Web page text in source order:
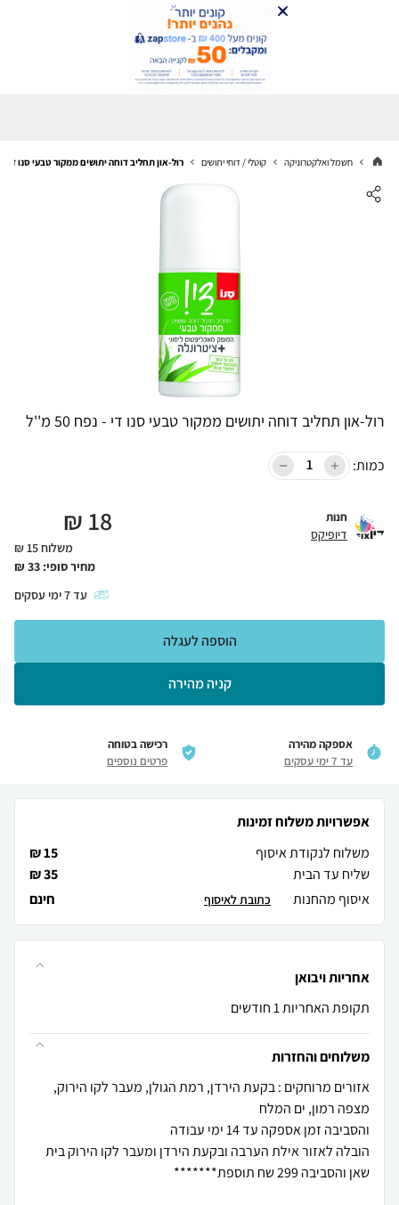
חשמל ואלקטרוניקה קוטלי / דוחי יתושים רול-און תחליב דוחה יתושים ממקור טבעי סנו די - נפח
רול-און תחליב דוחה יתושים ממקור טבעי סנו די - נפח 50 מ''ל
כמות:
חנות
דיופיקס 18
₪
משלוח 15 ₪
מחיר סופי: 33
₪
עד7ימי עסקים
קניה מהירה
הוספה לעגלה
אספקה מהירה
עד 7 ימי עסקים
רכישה בטוחה
פרטים נוספים
אפשרויות משלוח זמינות
משלוח לנקודת איסוף
15 ₪
שליח עד הבית
35 ₪
איסוף מהחנות
חינם כתובת לאיסוף
אחריות ויבואן
תקופת האחריות 1 חודשים
משלוחים והחזרות
אזורים מרוחקים : בקעת הירדן, רמת הגולן, מעבר לקו הירוק,
הובלה לאזור אילת הערבה ובקעת הירדן ומעבר לקו הירוק בית
שאן והסביבה 299 שח תוספת*******